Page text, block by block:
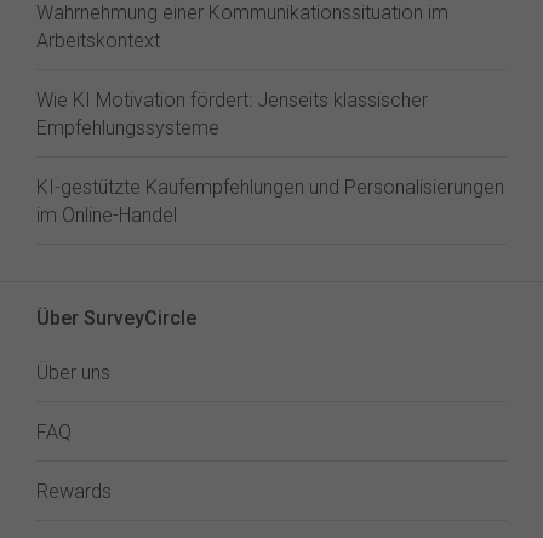
Wahrnehmung einer Kommunikationssituation im
Arbeitskontext
Wie KI Motivation fördert: Jenseits klassischer
Empfehlungssysteme
KI-gestützte Kaufempfehlungen und Personalisierungen
im Online-Handel
Über SurveyCircle
Über uns
FAQ
Rewards